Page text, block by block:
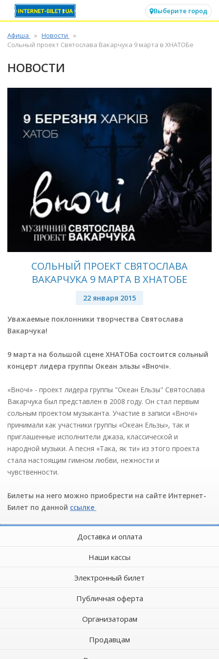
Выберите город
Афиша
Новости
Сольный проект Святослава Вакарчука 9 марта в ХНАТОБе
НОВОСТИ
СОЛЬНЫЙ ПРОЕКТ СВЯТОСЛАВА
ВАКАРЧУКА 9 МАРТА В ХНАТОБЕ
22 января 2015
Уважаемые поклонники творчества Святослава
Вакарчука!
9 марта на большой сцене ХНАТОБа состоится сольный
концерт лидера группы Океан эльзы «Вночі».
«Вночі» - проект лидера группы "Океан Ельзы" Святослава
Вакарчука был представлен в 2008 году. Он стал первым
сольным проектом музыканта. Участие в записи «Вночі»
принимали как участники группы «Океан Ельзы», так и
приглашенные исполнители джаза, классической и
народной музыки. А песня «Така, як ти» из этого проекта
стала настоящим гимном любви, нежности и
чувственности.
Билеты на него можно приобрести на сайте Интернет-
Билет по данной ссылке
Доставка и оплата
Наши кассы
Электронный билет
Публичная оферта
Организаторам
Продавцам